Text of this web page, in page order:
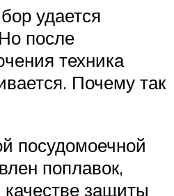
удается
после
техника
Почему так
посудомоечной
поплавок,
защиты